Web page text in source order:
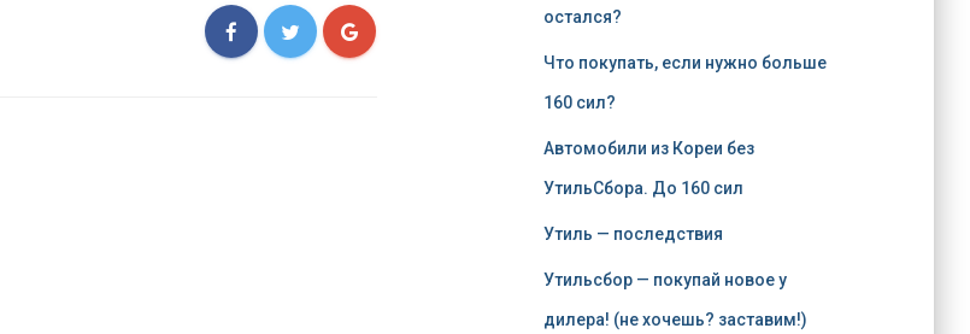
остался?
Что покупать, если нужно больше
160 сил?
Автомобили из Кореи без
УтильСбора. До 160 сил
Утиль — последствия
Утильсбор — покупай новое у
дилера! (не хочешь? заставим!)